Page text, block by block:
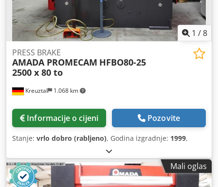
1 /8
Kreuztal 1.068 km
PRESS BRAKE
AMADA PROMECAM HFBO80-25
2500 x 80 to
Informacije o cijeni Pozovite
Stanje: vrlo dobro (rabljeno), Godina izgradnje: 1999,
Mali oglas